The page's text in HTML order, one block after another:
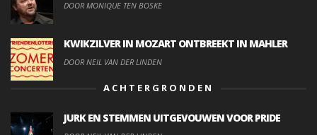
DOOR MONIQUE TEN BOSKE
KWIKZILVER IN MOZART ONTBREEKT IN MAHLER
DOOR NEIL VAN DER LINDEN
ACHTERGRONDEN
JURK EN STEMMEN UITGEVOUWEN VOOR PRIDE